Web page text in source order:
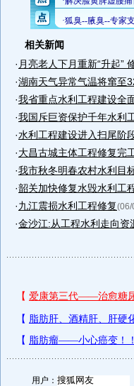
相关新闻
· 月亮老人下月重新“升起”
·湖南天气异常气温将窜至
·我省重点水利工程建设全
·我国斥巨资保护千年水利
·水利工程建设进入扫尾阶
·大昌古城主体工程修复完
·我市秋冬明春农村水利目
·韶关加快修复水毁水利工
·九江震损水利工程修复(06/
·金沙江:从工程水利走向资
用户：